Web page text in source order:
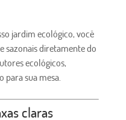
jardim ecológico, você
sazonais diretamente do
ecológicos,
sua mesa.
claras